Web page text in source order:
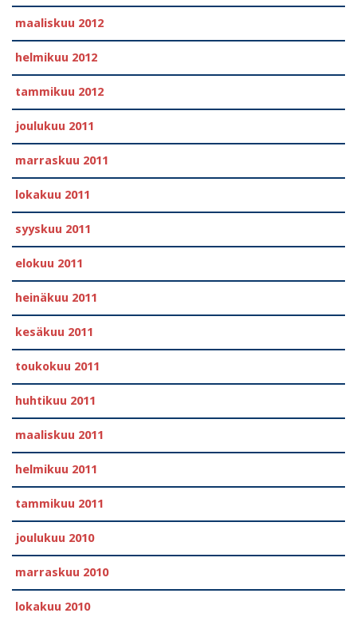
maaliskuu 2012
helmikuu 2012
tammikuu 2012
joulukuu 2011
marraskuu 2011
lokakuu 2011
syyskuu 2011
elokuu 2011
heinäkuu 2011
kesäkuu 2011
toukokuu 2011
huhtikuu 2011
maaliskuu 2011
helmikuu 2011
tammikuu 2011
joulukuu 2010
marraskuu 2010
lokakuu 2010